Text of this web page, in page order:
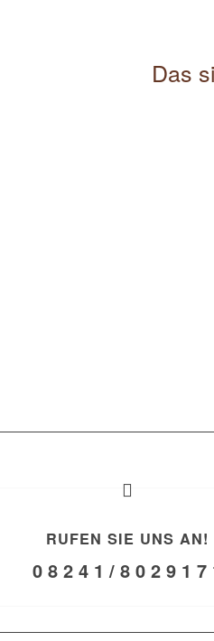
Das
RUFEN SIE UNS AN!
0 8 2 4 1 / 8 0 2 9 1 7